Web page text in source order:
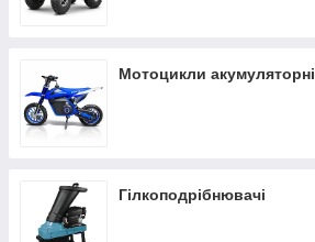
Мотоцикли акумуляторні
Гілкоподрібнювачі